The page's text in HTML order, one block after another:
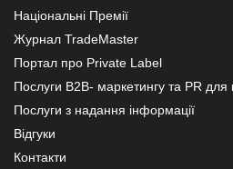
Національні Премії
Журнал TradeMaster
Портал про Private Label
Послуги В2В- маркетингу та PR для
Послуги з надання інформації
Відгуки
Контакти